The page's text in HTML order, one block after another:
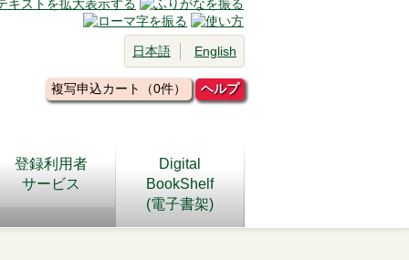
日本語 English
複写申込カート（0件） ヘルプ
登録利用者
サービス
Digital
BookShelf
(電子書架)